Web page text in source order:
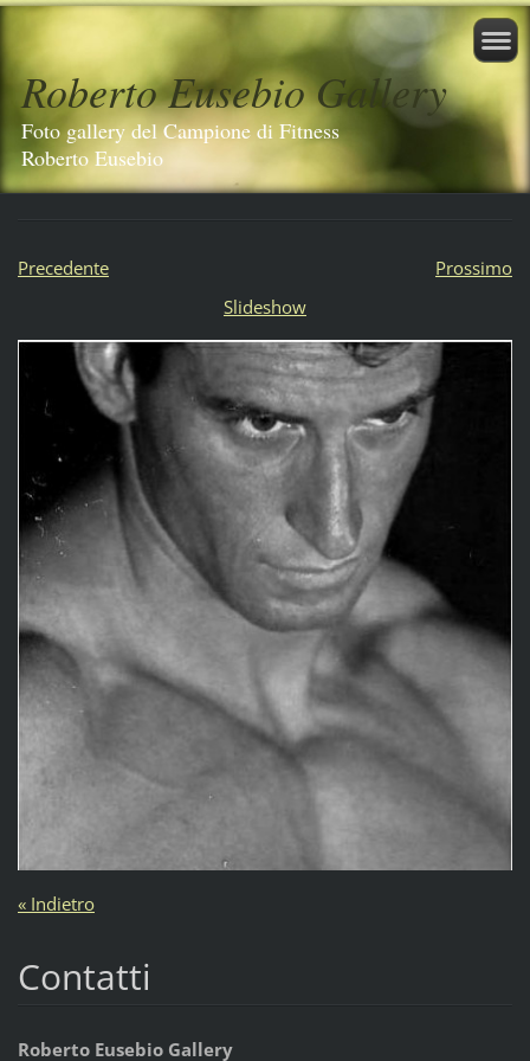
Roberto Eusebio Gallery
Foto gallery del Campione di Fitness
Roberto Eusebio
Precedente
Prossimo
Slideshow
« Indietro
Contatti
Roberto Eusebio Gallery